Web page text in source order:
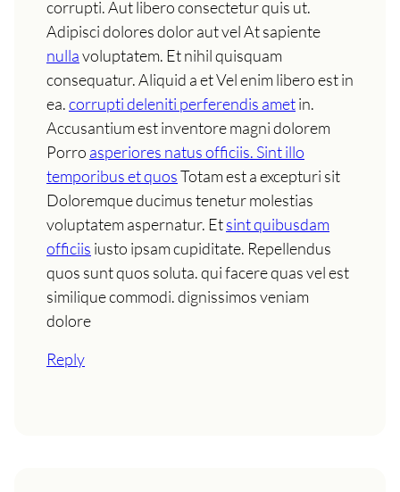
corrupti. Aut libero consectetur quis ut.
Adipisci dolores dolor aut vel At sapiente
nullavoluptatem. Et nihil quisquam
consequatur. Aliquid a et Vel enim libero est in
ea.corrupti deleniti perferendis ametin.
Accusantium est inventore magni dolorem
Porro asperiores natus officiis. Sint illo
temporibus et quosTotam est a excepturi sit
Doloremque ducimus tenetur molestias
voluptatem aspernatur. Etsint quibusdam
officiis iusto ipsam cupiditate. Repellendus
quos sunt quos soluta. qui facere quas vel est
similique commodi. dignissimos veniam
dolore
Reply